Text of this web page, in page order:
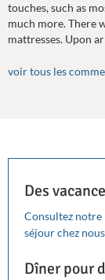
touches, such as
much more. There
mattresses. Upon
voir tous les
Des
Consultez notre
séjour chez
Dîner pour